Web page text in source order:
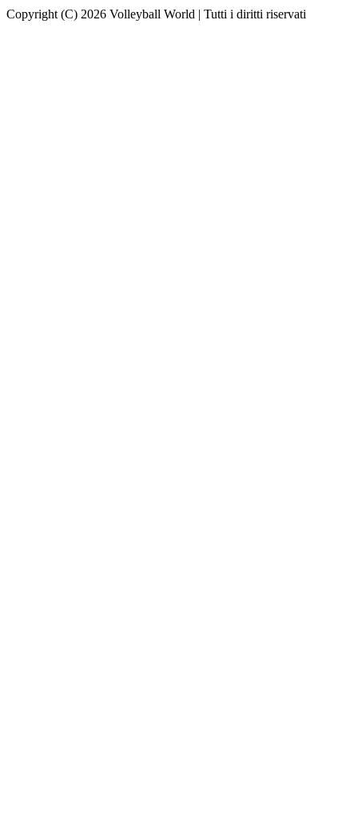
Copyright (C) 2026 Volleyball World | Tutti i diritti riservati